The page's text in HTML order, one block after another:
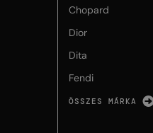
Chopard
Dior
Dita
Fendi
ÖSSZES MÁRKA